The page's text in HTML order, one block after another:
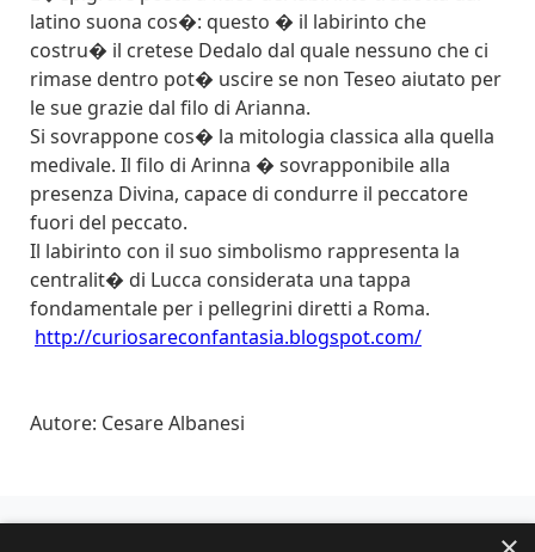
latino suona cos�: questo � il labirinto che
costru� il cretese Dedalo dal quale nessuno che ci
rimase dentro pot� uscire se non Teseo aiutato per
le sue grazie dal filo di Arianna.
Si sovrappone cos� la mitologia classica alla quella
medivale. Il filo di Arinna � sovrapponibile alla
presenza Divina, capace di condurre il peccatore
fuori del peccato.
Il labirinto con il suo simbolismo rappresenta la
centralit� di Lucca considerata una tappa
fondamentale per i pellegrini diretti a Roma.
http://curiosareconfantasia.blogspot.com/
Autore: Cesare Albanesi